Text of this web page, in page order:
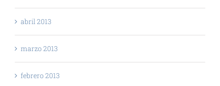
abril 2013
marzo 2013
febrero 2013